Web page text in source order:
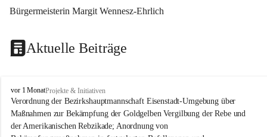
Bürgermeisterin Margit Wennesz-Ehrlich
Aktuelle Beiträge
O
s
l
i
p
vor 1 MonatProjekte & Initiativen
Verordnung der Bezirkshauptmannschaft Eisenstadt-Umgebung über
Maßnahmen zur Bekämpfung der Goldgelben Vergilbung der Rebe und
der Amerikanischen Rebzikade; Anordnung von